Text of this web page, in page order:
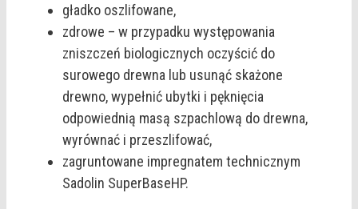
gładko oszlifowane,
zdrowe – w przypadku występowania
zniszczeń biologicznych oczyścić do
surowego drewna lub usunąć skażone
drewno, wypełnić ubytki i pęknięcia
odpowiednią masą szpachlową do drewna,
wyrównać i przeszlifować,
zagruntowane impregnatem technicznym
Sadolin SuperBaseHP.